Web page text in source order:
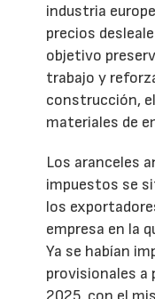
industria
precios
objetivo
trabajo y
construcción,
materiales de
Los aranceles
impuestos se
los
empresa en la
Ya se habían
provisionales a